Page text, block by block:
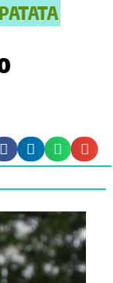
PATATA